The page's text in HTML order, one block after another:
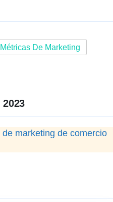
Métricas De Marketing
marketing de comercio